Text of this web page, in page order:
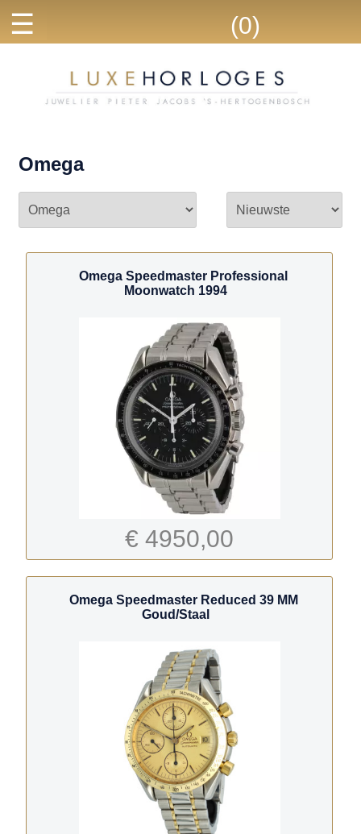
☰ (0)
Omega
Omega Speedmaster Professional
Moonwatch 1994
€ 4950,00
Omega Speedmaster Reduced 39 MM
Goud/Staal